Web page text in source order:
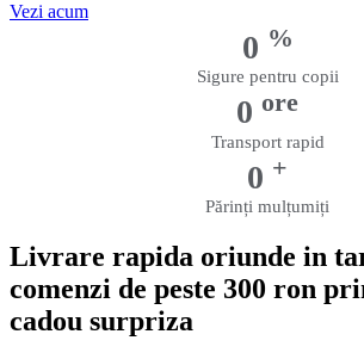
Vezi acum
0 %
Sigure pentru copii
0 ore
Transport rapid
0 +
Părinți mulțumiți
Livrare rapida oriunde in
comenzi de peste 300 ron
cadou surpriza